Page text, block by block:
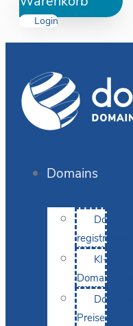
Login
Domains
Domain
registrieren
KI-
Domainsuche
Domain-
Preise